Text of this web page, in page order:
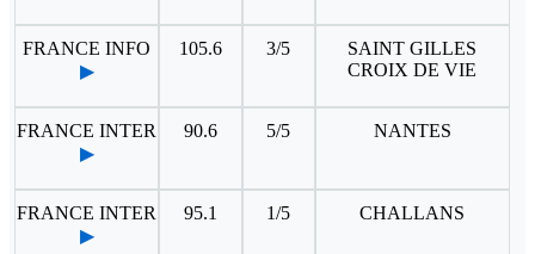
FRANCE INFO
▶
105.6 3/5
SAINT GILLES
CROIX DE VIE
FRANCE INTER
▶
90.6 5/5 NANTES
FRANCE INTER
▶
95.1 1/5 CHALLANS